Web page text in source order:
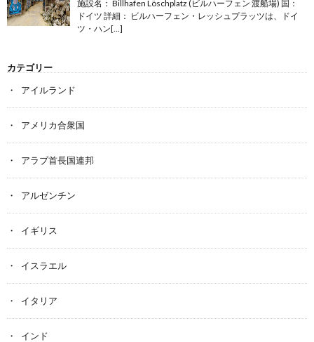
施設名： Billhafen Löschplatz (ビルハーフェン 渡船場) 国：
ドイツ 詳細： ビルハーフェン・レッシュプラッツは、ドイ
ツ・ハン[…]
カテゴリー
アイルランド
アメリカ合衆国
アラブ首長国連邦
アルゼンチン
イギリス
イスラエル
イタリア
インド